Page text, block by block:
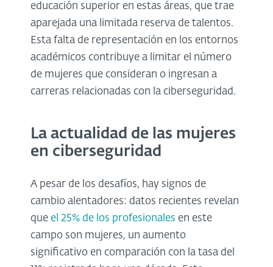
educación superior en estas áreas, que trae
aparejada una limitada reserva de talentos.
Esta falta de representación en los entornos
académicos contribuye a limitar el número
de mujeres que consideran o ingresan a
carreras relacionadas con la ciberseguridad.
La actualidad de las mujeres
en ciberseguridad
A pesar de los desafíos, hay signos de
cambio alentadores: datos recientes revelan
que el 25% de los profesionales en este
campo son mujeres, un aumento
significativo en comparación con la tasa del